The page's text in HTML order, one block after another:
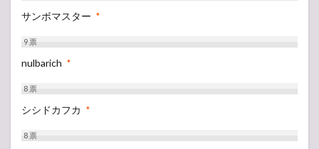
サンボマスター *
9票
nulbarich *
8票
シシドカフカ *
8票